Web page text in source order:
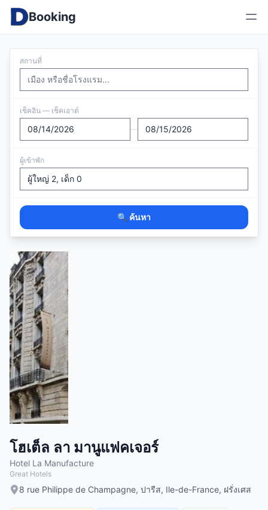
Booking
สถานที่
เช็คอิน — เช็คเอาต์
—
ผู้เข้าพัก
🔍 ค้นหา
โฮเต็ล ลา มานูแฟคเจอร์
Hotel La Manufacture
Great Hotels
8 rue Philippe de Champagne, ปารีส, Ile-de-France, ฝรั่งเศส